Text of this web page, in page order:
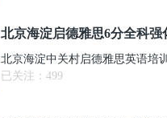
北京海淀启德雅思6分全科强
北京海淀中关村启德雅思英语培训
已关注： 499